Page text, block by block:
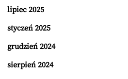
lipiec 2025
styczeń 2025
grudzień 2024
sierpień 2024